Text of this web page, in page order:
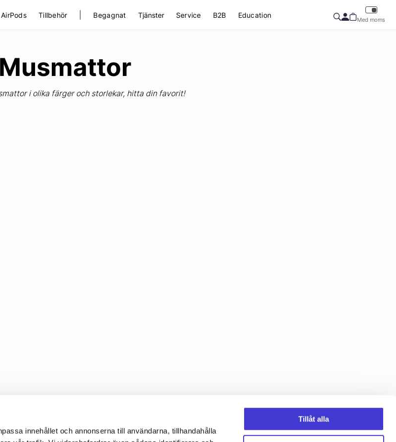
innehållet och annonserna till användarna, tillhandahålla
Tillåt alla
AirPods Tillbehör Begagnat Tjänster Service B2B Education
Med moms
Musmattor
i olika färger och storlekar, hitta din favorit!
Information